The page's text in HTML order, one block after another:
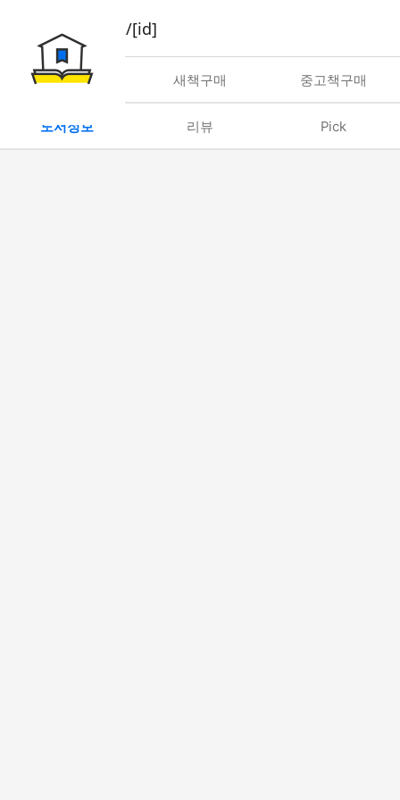
book/rent/[id]
대여 새책구매 중고책구매
도서정보 리뷰 Pick